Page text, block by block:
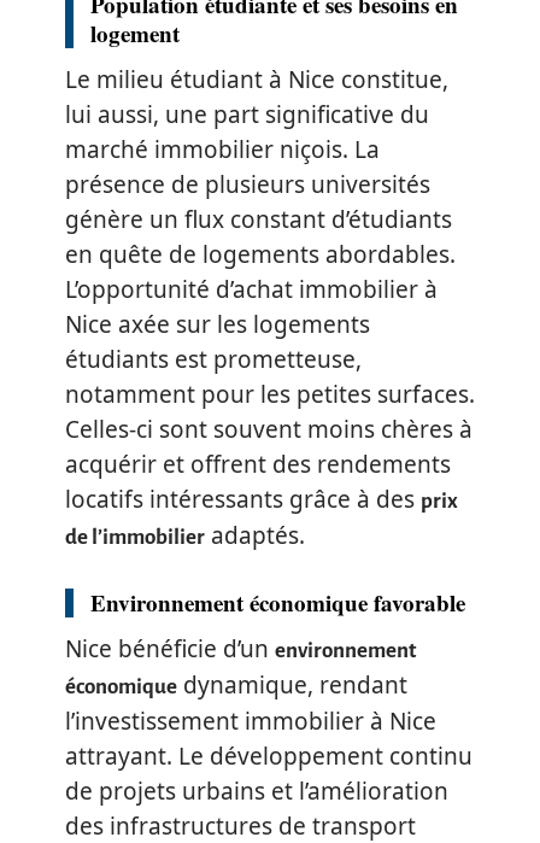
logement
Le milieu étudiant à Nice constitue,
lui aussi, une part significative du
marché immobilier niçois. La
présence de plusieurs universités
génère un flux constant d’étudiants
en quête de logements abordables.
L’opportunité d’achat immobilier à
Nice axée sur les logements
étudiants est prometteuse,
notamment pour les petites surfaces.
Celles-ci sont souvent moins chères à
acquérir et offrent des rendements
locatifs intéressants grâce à des prix
de l’immobilier adaptés.
Environnement économique favorable
Nice bénéficie d’un environnement
économique dynamique, rendant
l’investissement immobilier à Nice
attrayant. Le développement continu
de projets urbains et l’amélioration
des infrastructures de transport